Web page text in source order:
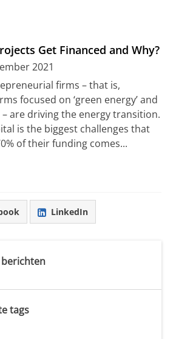
Get Financed and Why?
2021
firms – that is,
focused on ‘green energy’ and
– are driving the energy transition.
is the biggest challenges that
of their funding comes...
LinkedIn
tags